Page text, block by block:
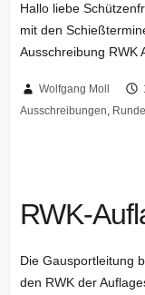
Hallo liebe
mit den
Ausschreibung RWK
Wolfgang Moll
Ausschreibungen,
RWK-
Die Gausportleitung
den RWK der